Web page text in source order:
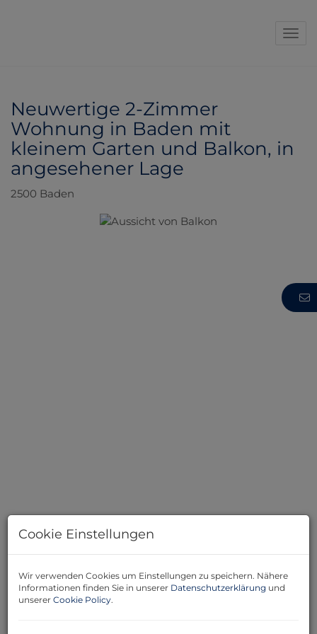
Neuwertige 2-Zimmer
Wohnung in Baden mit
kleinem Garten und Balkon, in
angesehener Lage
2500 Baden
Aussicht von Balkon
Beschreibung
Cookie Einstellungen
Wir verwenden Cookies um Einstellungen zu speichern. Nähere
Informationen finden Sie in unserer Datenschutzerklärung und
unserer Cookie Policy.